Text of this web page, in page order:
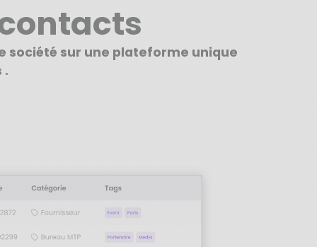
sur une plateforme unique
.